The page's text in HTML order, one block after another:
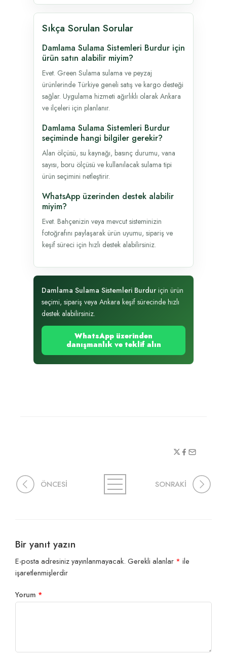
Sıkça Sorulan Sorular
Damlama Sulama Sistemleri Burdur için
ürün satın alabilir miyim?
Evet. Green Sulama sulama ve peyzaj
ürünlerinde Türkiye geneli satış ve kargo desteği
sağlar. Uygulama hizmeti ağırlıklı olarak Ankara
ve ilçeleri için planlanır.
Damlama Sulama Sistemleri Burdur
seçiminde hangi bilgiler gerekir?
Alan ölçüsü, su kaynağı, basınç durumu, vana
sayısı, boru ölçüsü ve kullanılacak sulama tipi
ürün seçimini netleştirir.
WhatsApp üzerinden destek alabilir
miyim?
Evet. Bahçenizin veya mevcut sisteminizin
fotoğrafını paylaşarak ürün uyumu, sipariş ve
keşif süreci için hızlı destek alabilirsiniz.
Damlama Sulama Sistemleri Burdur için ürün
seçimi, sipariş veya Ankara keşif sürecinde hızlı
destek alabilirsiniz.
WhatsApp üzerinden
danışmanlık ve teklif alın
ÖNCESİ SONRAKİ
Bir yanıt yazın
E-posta adresiniz yayınlanmayacak. Gerekli alanlar * ile
işaretlenmişlerdir
Yorum *